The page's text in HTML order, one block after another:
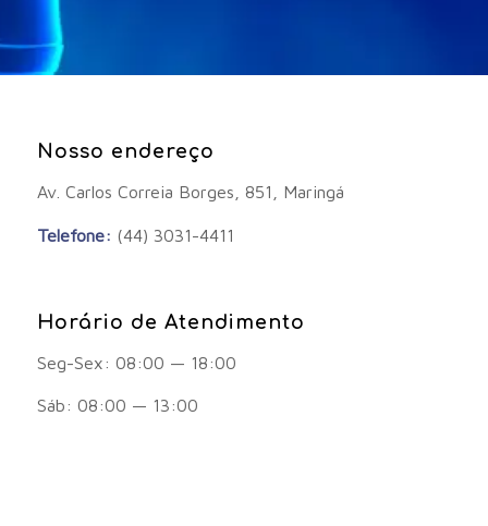
Nosso endereço
Av. Carlos Correia Borges, 851, Maringá
Telefone: (44) 3031-4411
Horário de Atendimento
Seg-Sex: 08:00 — 18:00
Sáb: 08:00 — 13:00